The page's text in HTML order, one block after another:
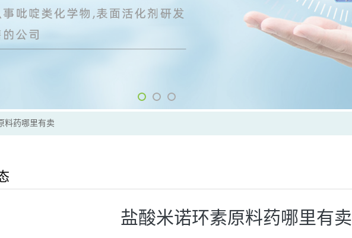
料药哪里有卖
盐酸米诺环素原料药哪里有卖